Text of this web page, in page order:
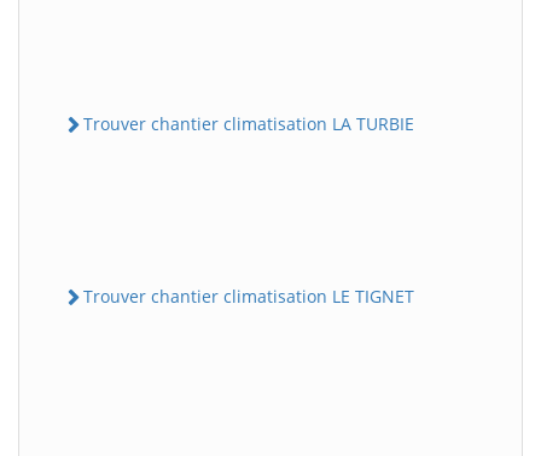
Trouver chantier climatisation LA TURBIE
Trouver chantier climatisation LE TIGNET